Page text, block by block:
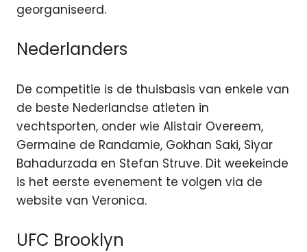
georganiseerd.
Nederlanders
De competitie is de thuisbasis van enkele van
de beste Nederlandse atleten in
vechtsporten, onder wie Alistair Overeem,
Germaine de Randamie, Gokhan Saki, Siyar
Bahadurzada en Stefan Struve. Dit weekeinde
is het eerste evenement te volgen via de
website van Veronica.
UFC Brooklyn